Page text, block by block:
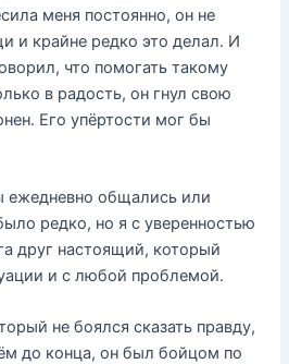
меня постоянно, он не
и крайне редко это делал. И
что помогать такому
в радость, он гнул свою
Его упёртости мог бы
ежедневно общались или
редко, но я с уверенностью
друг настоящий, который
и с любой проблемой.
не боялся сказать правду,
до конца, он был бойцом по